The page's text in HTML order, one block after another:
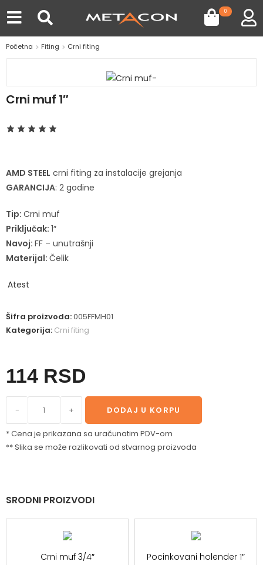
0
Početna Fiting Crni fiting
Crni muf 1″
AMD STEEL crni fiting za instalacije grejanja
GARANCIJA: 2 godine
Tip: Crni muf
Priključak: 1″
Navoj: FF – unutrašnji
Materijal: Čelik
Atest
Šifra proizvoda:005FFMH01
Kategorija: Crni fiting
114 RSD
- + DODAJ U KORPU
* Cena je prikazana sa uračunatim PDV-om
** Slika se može razlikovati od stvarnog proizvoda
SRODNI PROIZVODI
Crni muf 3/4″ Pocinkovani holender 1″